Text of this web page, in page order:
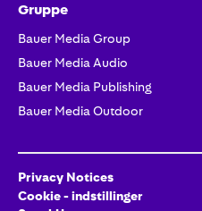
Gruppe
Bauer Media Group
Bauer Media Audio
Bauer Media Publishing
Bauer Media Outdoor
Privacy Notices
Cookie - indstillinger